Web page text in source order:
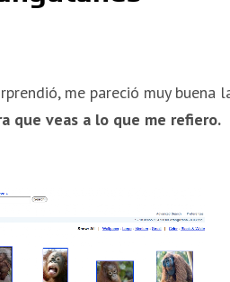
me pareció muy buena
que veas a lo que me refiero.